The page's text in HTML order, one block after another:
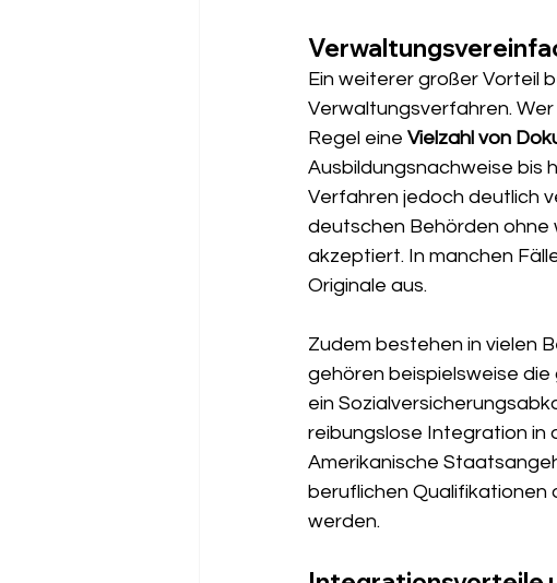
Ein weiterer großer Vorteil
Verwaltungsverfahren.
Regel eine Vielzahl von
Ausbildungsnachweise bis
Verfahren jedoch deutlich
deutschen Behörden
akzeptiert. In manchen
Originale aus.
Zudem bestehen in vielen
gehören beispielsweise
ein
reibungslose Integration in
Amerikanische
beruflichen Qualifikationen
werden.